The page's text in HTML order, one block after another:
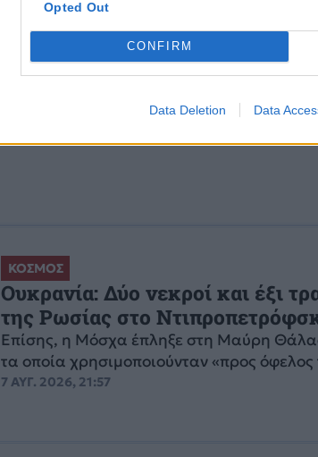
Opted Out
CONFIRM
Data Deletion Data
Google Newsκαι μάθετε πρώτοι όλες τις
HELLFIRE
ΚΟΣΜΟΣ
Ουκρανία: Δύο νεκροί και έξι
της Ρωσίας στο
Επίσης, η Μόσχα έπληξε στη Μαύρη
τα οποία χρησιμοποιούνταν «προς
7 ΑΥΓ. 2026, 21:57